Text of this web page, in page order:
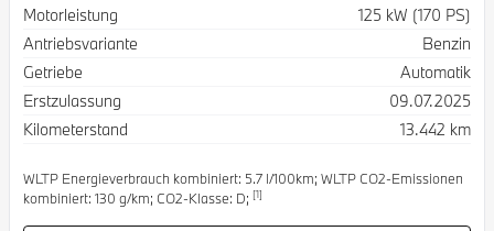
Spezifikation
Motorleistung
125 kW (170 PS)
Antriebsvariante
Benzin
Getriebe
Automatik
Erstzulassung
09.07.2025
Kilometerstand
13.442 km
WLTP Energieverbrauch kombiniert: 5.7 l/100km; WLTP CO2-Emissionen
kombiniert: 130 g/km; CO2-Klasse: D; [1]